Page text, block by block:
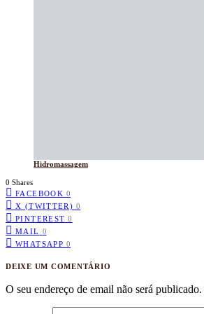
Hidromassagem
0 Shares
FACEBOOK 0
X (TWITTER) 0
PINTEREST 0
MAIL 0
WHATSAPP 0
DEIXE UM COMENTÁRIO
O seu endereço de email não será publicado.